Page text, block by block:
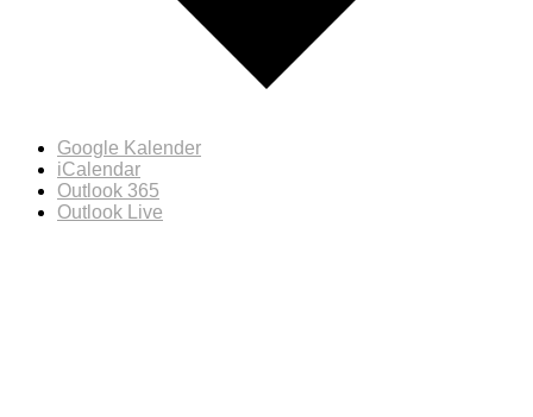
Google Kalender
iCalendar
Outlook 365
Outlook Live